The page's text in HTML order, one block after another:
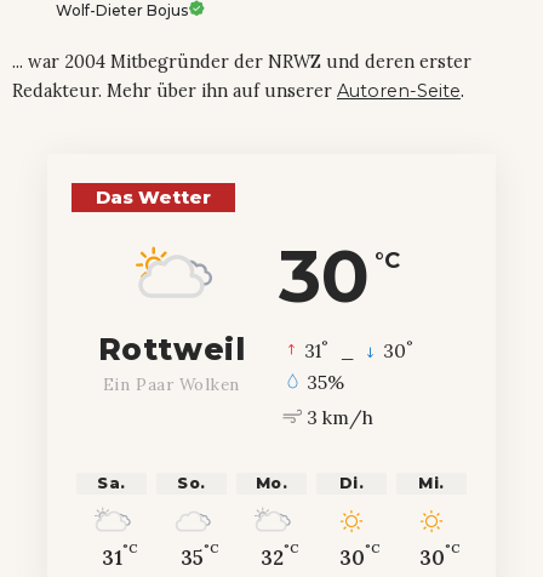
Wolf-Dieter Bojus
... war 2004 Mitbegründer der NRWZ und deren erster
Redakteur. Mehr über ihn auf unserer Autoren-Seite.
Das Wetter
30 °C
Rottweil
Ein Paar Wolken
31° 30°
35%
3 km/h
Sa.
31°C
So.
35°C
Mo.
32°C
Di.
30°C
Mi.
30°C